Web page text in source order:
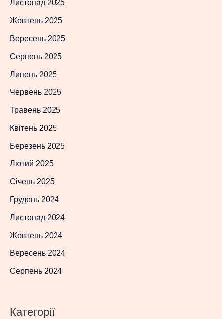
Листопад 2025
Жовтень 2025
Вересень 2025
Серпень 2025
Липень 2025
Червень 2025
Травень 2025
Квітень 2025
Березень 2025
Лютий 2025
Січень 2025
Грудень 2024
Листопад 2024
Жовтень 2024
Вересень 2024
Серпень 2024
Категорії